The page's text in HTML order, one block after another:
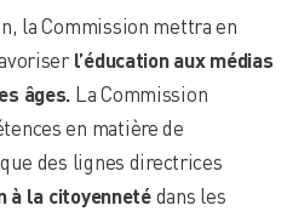
la Commission mettra en
l’éducation aux médias
âges. La Commission
en matière de
des lignes directrices
à la citoyennetédans les